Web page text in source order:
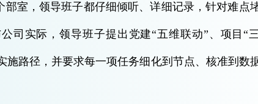
部室，领导班子都仔细倾听、详细记录，针对难点
司实际，领导班子提出党建“五维联动”、项目“
施路径，并要求每一项任务细化到节点、核准到数